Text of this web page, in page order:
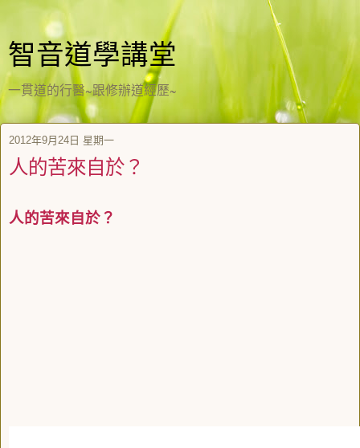
智音道學講堂
一貫道的行醫~跟修辦道經歷~
2012年9月24日 星期一
人的苦來自於？
人的苦來自於？